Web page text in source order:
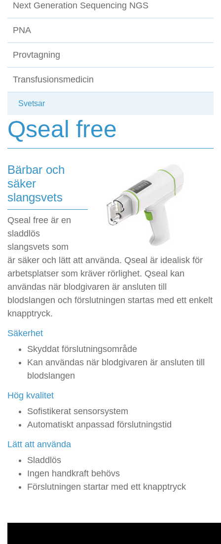
Next Generation Sequencing NGS
PNA
Provtagning
Transfusionsmedicin
Svetsar
Qseal free
Bärbar och
säker
slangsvets
Qseal free är en
sladdlös
slangsvets som
är säker och lätt att använda. Qseal är idealisk för
arbetsplatser som kräver rörlighet. Qseal kan
användas när blodgivaren är ansluten till
blodslangen och förslutningen startas med ett enkelt
knapptryck.
Säkerhet
Skyddat förslutningsområde
Kan användas när blodgivaren är ansluten till
blodslangen
Hög kvalitet
Sofistikerat sensorsystem
Automatiskt anpassad förslutningstid
Lätt att använda
Sladdlös
Ingen handkraft behövs
Förslutningen startar med ett knapptryck